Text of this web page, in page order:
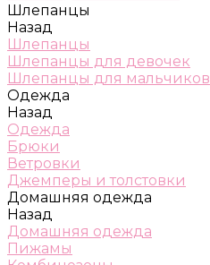
Шлепанцы
Назад
Шлепанцы
Шлепанцы для девочек
Шлепанцы для мальчиков
Одежда
Назад
Одежда
Брюки
Ветровки
Джемперы и толстовки
Домашняя одежда
Назад
Домашняя одежда
Пижамы